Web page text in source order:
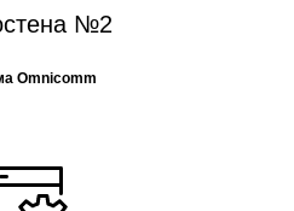
№2
Omnicomm